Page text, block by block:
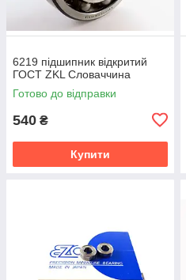
6219 підшипник відкритий
ГОСТ ZKL Словаччина
Готово до відправки
540 ₴
Купити